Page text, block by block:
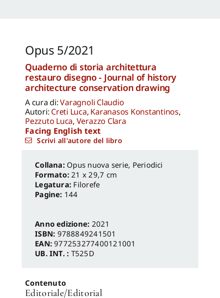
Opus 5/2021
Quaderno di storia architettura
restauro disegno - Journal of history
architecture conservation drawing
A cura di:Varagnoli Claudio
Autori: Creti Luca, Karanasos Konstantinos,
Pezzuto Luca, Verazzo Clara
Facing English text
Scrivi all'autore del libro
Opus nuova serie, Periodici
Formato: 21 x 29,7 cm
Legatura: Filorefe
Pagine: 144
Anno edizione: 2021
ISBN: 9788849241501
EAN:977253277400121001
UB. INT. : T525D
Contenuto
Editoriale/Editorial